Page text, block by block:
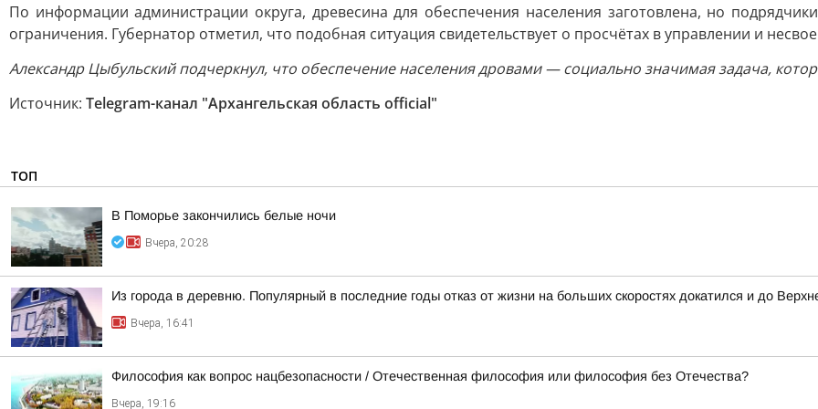
По информации администрации округа, древесина для обеспечения населения заготовлена, но
ограничения. Губернатор отметил, что подобная ситуация свидетельствует о просчётах в управлении и
Александр Цыбульский подчеркнул, что обеспечение населения дровами — социально значимая задача,
Источник: Telegram-канал "Архангельская область official"
ТОП
В Поморье закончились белые ночи
Вчера, 20:28
Из города в деревню. Популярный в последние годы отказ от жизни на больших скоростях докатился и до
Вчера, 16:41
Философия как вопрос нацбезопасности / Отечественная философия или философия без Отечества?
Вчера, 19:16